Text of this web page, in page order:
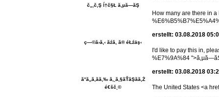
č„‚č‚Ş ĺ†č§Ł ă‚µă—ăŞ
How many are there in
ç—©ă›ă‚‹ ăźă‚ ă® éŁźäş‹
erstellt: 03.08.2018
I'd like to pay this in,
%E7%9A%84
ă°ă„ă‚ăă‚‰ ă‚¸ă‚§ăŤăŞăă‚Ż
é€šč˛©
erstellt: 03.08.2018
The United States <a href="